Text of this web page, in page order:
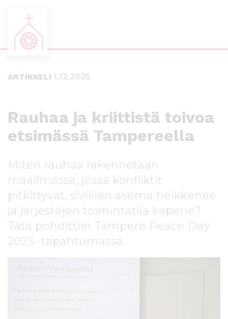
ARTIKKELI 1.12.2025
Rauhaa ja kriittistä toivoa
etsimässä Tampereella
Miten rauhaa rakennetaan
maailmassa, jossa konfliktit
pitkittyvät, siviilien asema heikkenee
ja järjestöjen toimintatila kapene?
Tätä pohdittiin Tampere Peace Day
2025 -tapahtumassa.